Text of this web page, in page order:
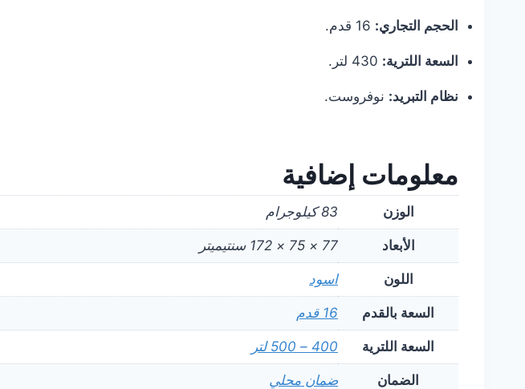
الحجم التجاري:
السعة اللترية:
نظام التبريد: نوفروست.
معلومات إضافية
الوزن 83 كيلوجرام
الأبعاد 77 × 75 × 172 سنتيميتر
اللون اسود
السعة بالقدم 16 قدم
السعة اللترية 400 – 500 لتر
الضمان ضمان محلي